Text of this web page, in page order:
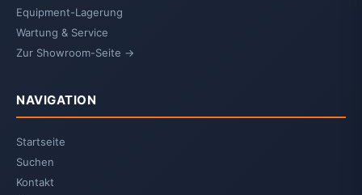
Equipment-Lagerung
Wartung & Service
Zur Showroom-Seite →
NAVIGATION
Startseite
Suchen
Kontakt